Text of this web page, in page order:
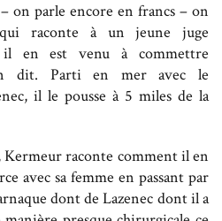
on parle encore en francs – on
raconte à un jeune juge
il en est venu à commettre
dit. Parti en mer avec le
il le pousse à 5 miles de la
raconte comment il en
avec sa femme en passant par
dont de Lazenec dont il a